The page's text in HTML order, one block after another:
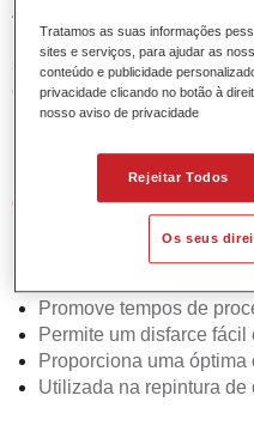
A Base Permahyd Hi-TEC
Permahyd Base Bicamada
sistema de base bicamada
contém todas as cores lisas
repintura de alta qualidade
Características do
Simples e rápido de
Promove tempos de
Permite um disfarce fácil
Proporciona uma óptima
Utilizada na repintura de
Tratamos as suas informações
sites e serviços, para ajudar as
conteúdo e publicidade
privacidade clicando no botão à
nosso aviso de privacidade
Rejeitar Todos
Os seus